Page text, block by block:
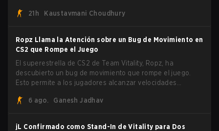
generó impulso, ha sido eliminado de su siguiente salida.
21h Kaustavmani Choudhury
Ropz Llama la Atención sobre un Bug de Movimiento en
CS2 que Rompe el Juego
El superestrella de CS2 de Team Vitality, Ropz, ha
descubierto un bug de movimiento que rompe el juego.
Esto permite a los jugadores alcanzar velocidades
6 ago.
Ganesh Jadhav
jL Confirmado como Stand-In de Vitality para Dos